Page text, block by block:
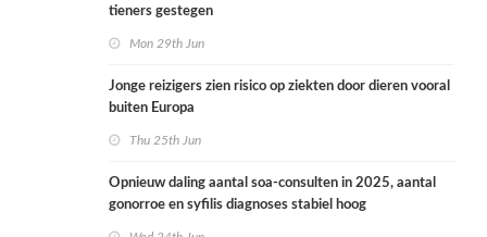
tieners gestegen
Mon 29th Jun
Jonge reizigers zien risico op ziekten door dieren vooral
buiten Europa
Thu 25th Jun
Opnieuw daling aantal soa-consulten in 2025, aantal
gonorroe en syfilis diagnoses stabiel hoog